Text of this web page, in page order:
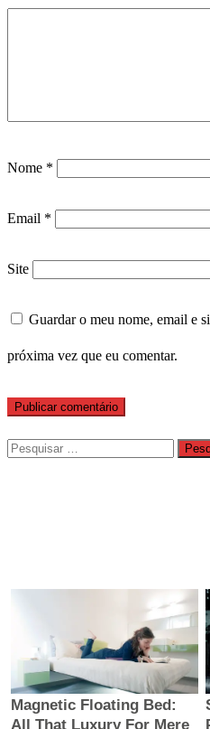
Nome *
Email *
Site
Guardar o meu nome, email e
próxima vez que eu comentar.
Pesquisar
por: